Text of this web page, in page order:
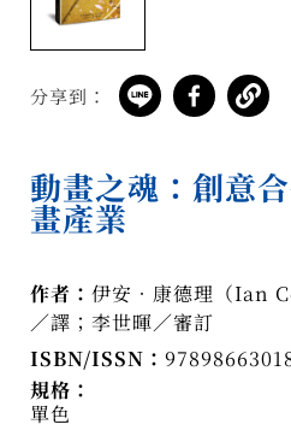
分享到：
動畫之魂：創意
畫產業
作者：伊安‧康德理（Ian
／譯；李世暉／審訂
ISBN/ISSN：
規格：
單色